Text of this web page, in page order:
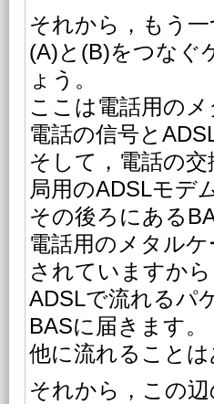
それから，もう一
(A)と(B)をつなぐ
ょう。
ここは電話用のメ
電話の信号と
そして，電話の
局用のADSLモデ
その後ろにある
電話用のメタル
されていますから
ADSLで流れるパ
BASに届きます。
他に流れることは
それから，この辺